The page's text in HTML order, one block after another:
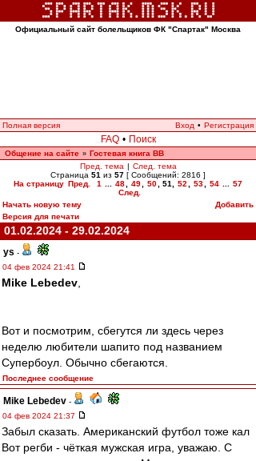
Официальный сайт болельщиков ФК "Спартак" Москва
Полная версия Вход • Регистрация
FAQ • Поиск
Общение на сайте » Гостевая книга ВВ
Пред. тема | След. тема
Страница 51 из 57 [ Сообщений: 2816 ]
На страницу Пред. 1 48 49 50 51 52 53 54
57
След.
Начать новую тему
Добавить
Версия для печати
01.02.2024 - 29.02.2024
ys -
04 фев 2024 21:41
Mike Lebedev
Вот и посмотрим, сбегутся ли здесь через
неделю любители шапито под названием
Супербоул. Обычно сбегаются.
Последнее сообщение
Mike Lebedev -
04 фев 2024 21:37
Забыл сказать. Американский футбол тоже кал
Вот регби - чёткая мужская игра, уважаю. С